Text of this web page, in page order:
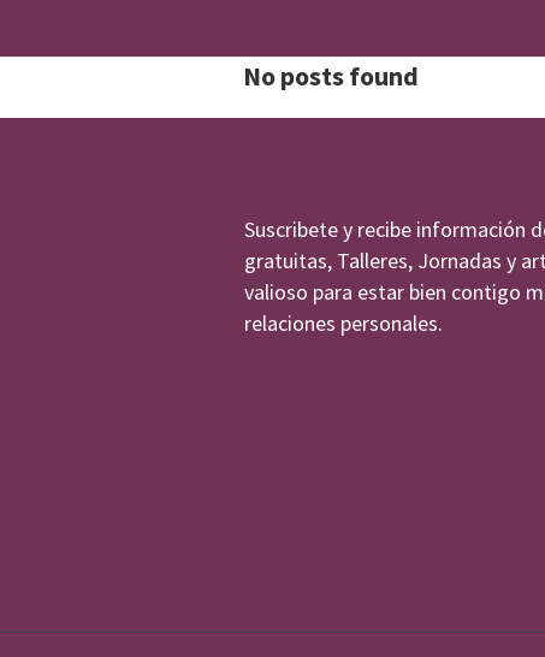
No posts found
Suscribete y recibe información
gratuitas, Talleres, Jornadas y
valioso para estar bien contigo
relaciones personales.